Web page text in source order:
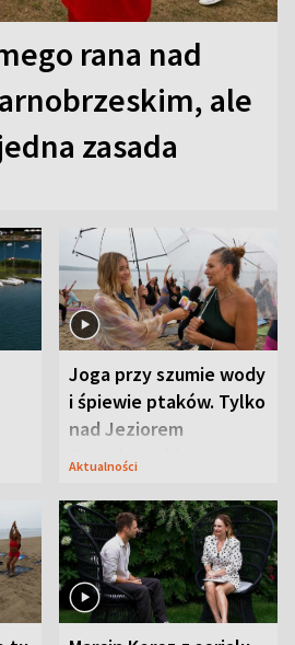
rana nad
ale
zasada
Joga przy szumie wody
i śpiewie ptaków. Tylko
nad Jeziorem
Tarnobrzeskim
Aktualności